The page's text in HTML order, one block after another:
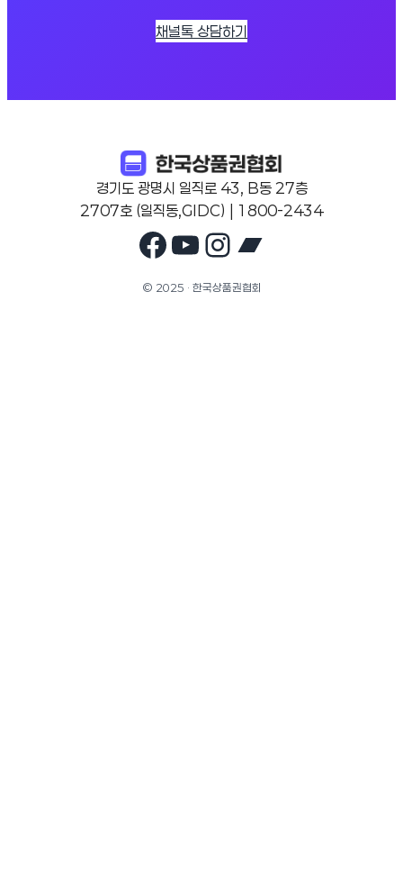
채널톡 상담하기
경기도 광명시 일직로 43, B동 27층
2707호 (일직동,GIDC) | 1800-2434
Facebook
YouTube
Instagram
© 2025 · 한국상품권협회